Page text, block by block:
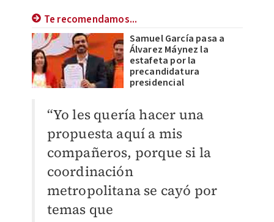
Te recomendamos...
Samuel García pasa a
Álvarez Máynez la
estafeta por la
precandidatura
presidencial
“Yo les quería hacer una
propuesta aquí a mis
compañeros, porque si la
coordinación
metropolitana se cayó por
temas que